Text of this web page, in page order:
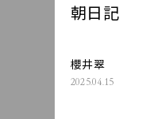
朝日記
櫻井翠
2025.04.15